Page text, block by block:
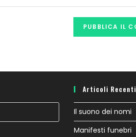
Articoli Recenti
Il suono dei nomi
Manifesti funebri